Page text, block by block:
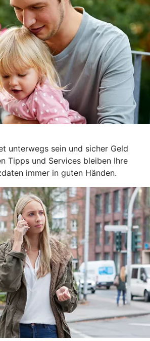
unterwegs sein und sicher Geld
Tipps und Services bleiben Ihre
immer in guten Händen.